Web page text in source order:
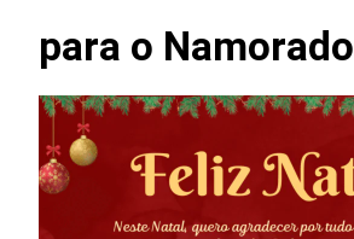
para o Namorado